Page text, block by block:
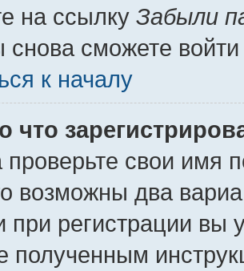
на ссылку Забыли
снова сможете
к началу
что
свои имя
возможны два
при регистрации вы
полученным